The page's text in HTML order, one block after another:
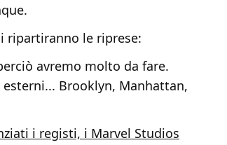
ripartiranno le riprese:
avremo molto da fare.
Brooklyn, Manhattan,
i registi, i Marvel Studios